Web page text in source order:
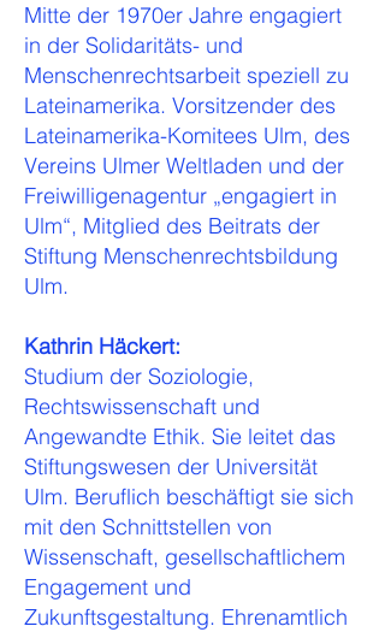
Mitte der 1970er Jahre engagiert
in der Solidaritäts- und
Menschenrechtsarbeit speziell zu
Lateinamerika. Vorsitzender des
Lateinamerika-Komitees Ulm, des
Vereins Ulmer Weltladen und der
Freiwilligenagentur „engagiert in
Ulm“, Mitglied des Beitrats der
Stiftung Menschenrechtsbildung
Ulm.
Kathrin Häckert:
Studium der Soziologie,
Rechtswissenschaft und
Angewandte Ethik. Sie leitet das
Stiftungswesen der Universität
Ulm. Beruflich beschäftigt sie sich
mit den Schnittstellen von
Wissenschaft, gesellschaftlichem
Engagement und
Zukunftsgestaltung. Ehrenamtlich